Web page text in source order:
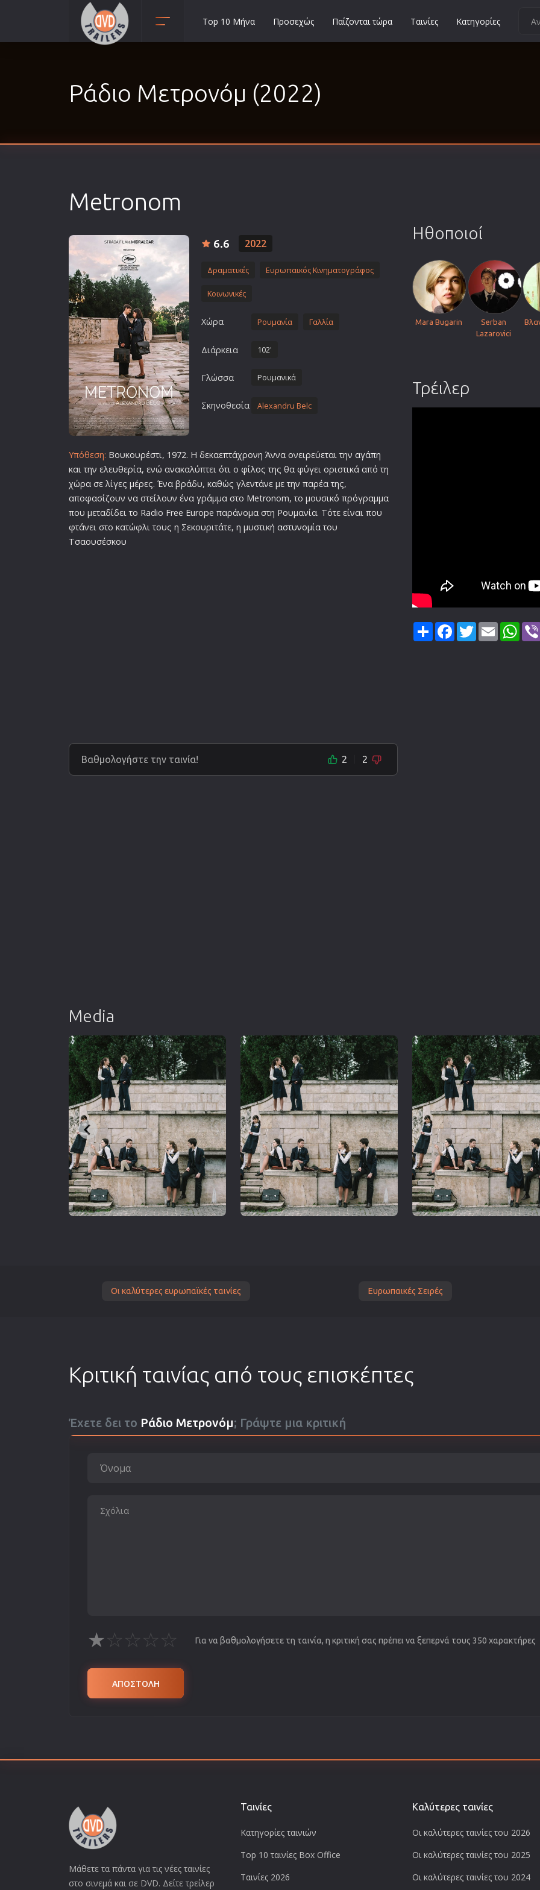
Αισθηματικές
Δραματικές
Ελληνικός Κινηματογράφος
Επιστημονικής Φαντασίας
Εποχής
Ερωτικές
Ευρωπαικός Κινηματογράφος
Θρησκευτικές
Θρίλερ
Ιστορικές
Καταστροφής
Κλασσικές
Top 10 Μήνα Προσεχώς Παίζονται τώρα Ταινίες Κατηγορίες
Ράδιο Μετρονόμ (2022)
Metronom
6.6 2022
Δραματικές Ευρωπαικός Κινηματογράφος
Κοινωνικές
Χώρα Ρουμανία Γαλλία
Διάρκεια 102'
Γλώσσα Ρουμανικά
Σκηνοθεσία Alexandru Belc
Υπόθεση: Βουκουρέστι, 1972. Η δεκαεπτάχρονη Άννα ονειρεύεται την αγάπη
και την ελευθερία, ενώ ανακαλύπτει ότι ο φίλος της θα φύγει οριστικά από τη
χώρα σε λίγες μέρες. Ένα βράδυ, καθώς γλεντάνε με την παρέα της,
αποφασίζουν να στείλουν ένα γράμμα στο Metronom, το μουσικό πρόγραμμα
που μεταδίδει το Radio Free Europe παράνομα στη Ρουμανία. Τότε είναι που
φτάνει στο κατώφλι τους η Σεκουριτάτε, η μυστική αστυνομίατου
Τσαουσέσκου
Βαθμολογήστε την ταινία! 2 2
Ηθοποιοί
Mara Bugarin
Serban
Lazarovici
Τρέιλερ
ShareFacebook
TwitterEmail
Media
Οι καλύτερες ευρωπαϊκές ταινίες Ευρωπαικές Σειρές
Κριτική ταινίας από τους επισκέπτες
Έχετε δει το Ράδιο Μετρονόμ; Γράψτε μια κριτική
★☆☆☆☆ Για να βαθμολογήσετε τη ταινία, η κριτική σας πρέπει να ξεπερνά τους 350 χαρακτήρες
ΑΠΟΣΤΟΛΗ
Μάθετε τα πάντα για τις νέες ταινίες
στο σινεμά και σε DVD. Δείτε τρείλερ
Ταινίες
Κατηγορίες ταινιών
Top 10 ταινίες Box Office
Ταινίες 2026
Καλύτερες ταινίες
Οι καλύτερες ταινίες του 2026
Οι καλύτερες ταινίες του 2025
Οι καλύτερες ταινίες του 2024